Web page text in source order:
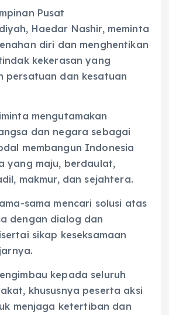
Pusat
Haedar Nashir, meminta
diri dan menghentikan
kekerasan yang
persatuan dan kesatuan
mengutamakan
dan negara sebagai
membangun Indonesia
yang maju, berdaulat,
makmur, dan sejahtera.
sama mencari solusi atas
dengan dialog dan
sikap keseksamaan
kepada seluruh
khususnya peserta aksi
menjaga ketertiban dan